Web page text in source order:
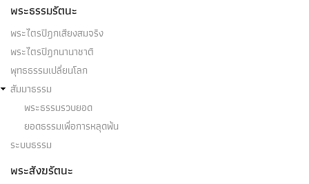
พระธรรมรัตนะ
พระไตรปิฎกเสียงสมจริง
พระไตรปิฎกนานาชาติ
พุทธธรรมเปลี่ยนโลก
สัมมาธรรม
พระธรรมรวบยอด
ยอดธรรมเพื่อการหลุดพ้น
ระบบธรรม
พระสังฆรัตนะ